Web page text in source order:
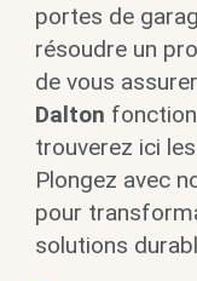
portes de
résoudre un
de vous
Dalton
trouverez ici
Plongez avec
pour
solutions